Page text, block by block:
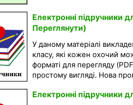
Електронні підручники
Переглянути)
У даному матеріалі
класу, які кожен охочий
форматі для перегляду
простому вигляді. Нова
Електронні підручники